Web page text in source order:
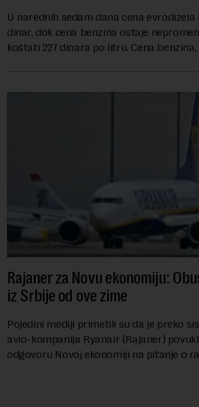
U narednih sedam dana cena evrodizela
dinar, dok cena benzina ostaje
koštati 227 dinara po litru. Cena
Rajaner za Novu ekonomiju:
iz Srbije od ove zime
Pojedini mediji primetili su da je preko
avio-kompanija Ryanair (Rajaner)
odgovoru Novoj ekonomiji na pitanje o